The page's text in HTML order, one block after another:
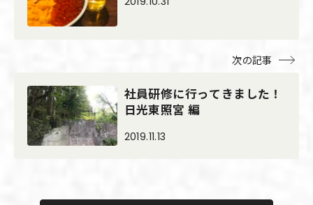
次の記事
社員研修に行ってきました！
日光東照宮 編
2019.11.13